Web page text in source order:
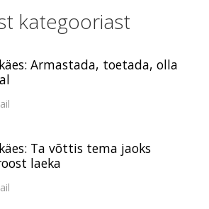
kategooriast
Armastada, toetada, olla
Ta võttis tema jaoks
laeka